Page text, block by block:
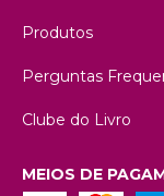
Produtos
Perguntas
Clube do Livro
MEIOS DE